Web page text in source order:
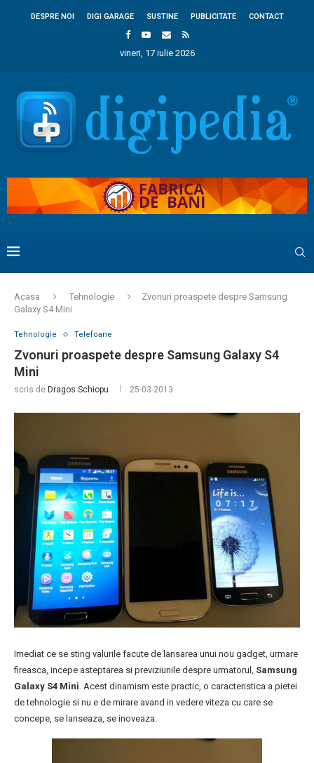
DESPRE NOI DIGI GARAGE SUSTINE PUBLICITATE CONTACT
vineri, 17 iulie 2026
Acasa Tehnologie
Zvonuri proaspete despre Samsung
Galaxy S4 Mini
Tehnologie Telefoane
Zvonuri proaspete despre Samsung Galaxy S4
Mini
scris de Dragos Schiopu 25-03-2013
Imediat ce se sting valurile facute de lansarea unui nou gadget, urmare
fireasca, incepe asteptarea si previziunile despre urmatorul, Samsung
Galaxy S4 Mini. Acest dinamism este practic, o caracteristica a pietei
de tehnologie si nu e de mirare avand in vedere viteza cu care se
concepe, se lanseaza, se inoveaza.